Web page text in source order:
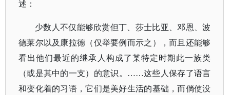
述：
少数人不仅能够欣赏但丁、莎士比亚、邓恩、波
德莱尔以及康拉德（仅举要例而示之），而且还能够
看出他们最近的继承人构成了某特定时期此一族类
（或是其中的一支）的意识。 ……这些人保存了语言
和变化着的习语，它们是美好生活的基础，而倘使没